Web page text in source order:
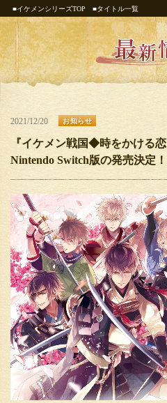
■イケメンシリーズTOP ■タイトル一覧
2021/12/20 お知らせ
『イケメン戦国◆時をかける
Nintendo Switch版の発売決定！